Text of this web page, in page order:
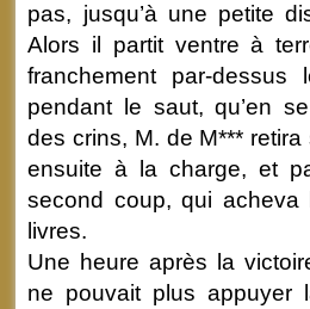
pas, jusqu’à une petite
Alors il partit ventre à
franchement par-
pendant le saut, qu’en
des crins, M. de M***
ensuite à la charge, et
second coup, qui acheva
livres.
Une heure après la
ne pouvait plus appuyer